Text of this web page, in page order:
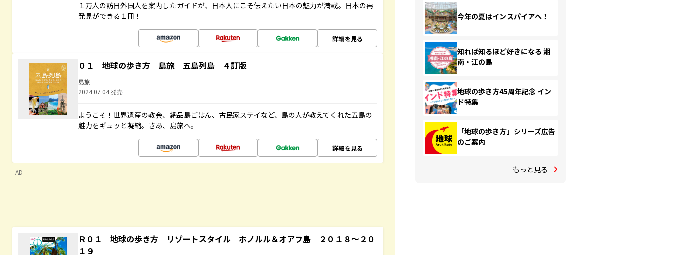
１万人の訪日外国人を案内したガイドが、日本人にこそ伝えたい日本の魅力が満載。日本の再
発見ができる１冊！
詳細を見る
０１ 地球の歩き方 島旅 五島列島 ４訂版
島旅
2024.07.04 発売
ようこそ！世界遺産の教会、絶品島ごはん、古民家ステイなど、島の人が教えてくれた五島の
魅力をギュッと凝縮。さあ、島旅へ。
詳細を見る
AD
Ｒ０１ 地球の歩き方 リゾートスタイル ホノルル＆オアフ島 ２０１８～２０
１９
今年の夏はインスパイアへ！
知れば知るほど好きになる 湘
南・江の島
地球の歩き方45周年記念 イン
ド特集
「地球の歩き方」シリーズ広告
のご案内
もっと見る